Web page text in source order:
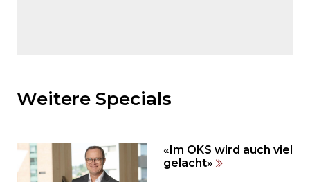
den
Inhalt
auslassen
und
Weitere Specials
«Im OKS wird auch viel
gelacht»